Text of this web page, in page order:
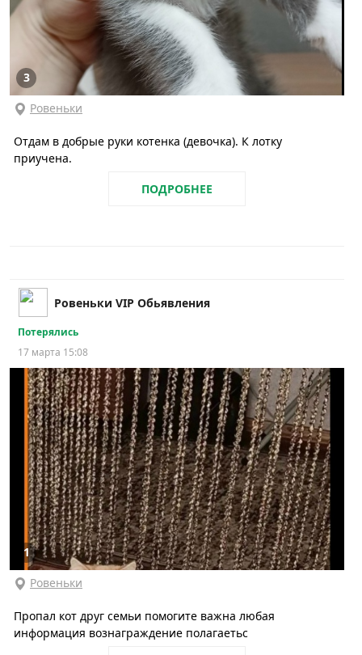
3
Ровеньки
Отдам в добрые руки котенка (девочка). К лотку
приучена.
ПОДРОБНЕЕ
Ровеньки VIP Обьявления
Потерялись
17 марта 15:08
1
Ровеньки
Пропал кот друг семьи помогите важна любая
информация вознаграждение полагаетьс